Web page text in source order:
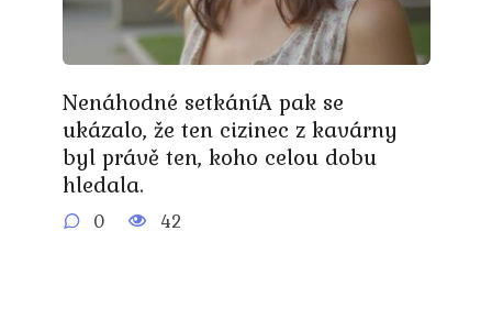
Nenáhodné setkáníA pak se
ukázalo, že ten cizinec z kavárny
byl právě ten, koho celou dobu
hledala.
0 42